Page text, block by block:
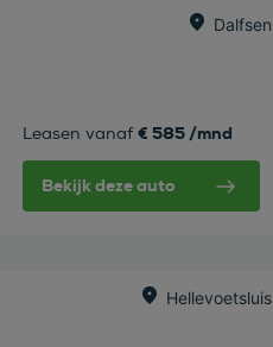
Dalfsen
Leasen vanaf € 585 /mnd
Bekijk deze auto
Hellevoetsluis